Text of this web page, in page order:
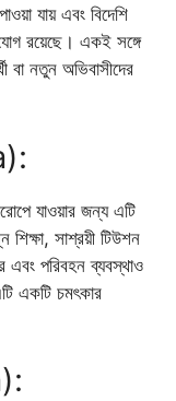
যায় এবং বিদেশি
রয়েছে। একই সঙ্গে
বা নতুন অভিবাসীদের
যাওয়ার জন্য এটি
সাশ্রয়ী টিউশন
এবং পরিবহন ব্যবস্থাও
একটি চমৎকার